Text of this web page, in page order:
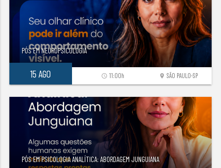
PÓS EM NEUROPSICOLOGIA
15 AGO location_on SÃO PAULO-SP
access_time 11:00h
PÓS EM PSICOLOGIA ANALÍTICA: ABORDAGEM JUNGUIANA